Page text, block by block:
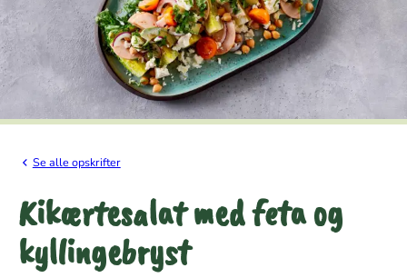
Se alle opskrifter
Kikærtesalat med feta og
kyllingebryst